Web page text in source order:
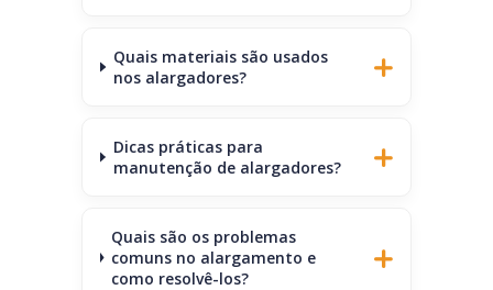
Quais materiais são usados
nos alargadores?
Dicas práticas para
manutenção de alargadores?
Quais são os problemas
comuns no alargamento e
como resolvê-los?